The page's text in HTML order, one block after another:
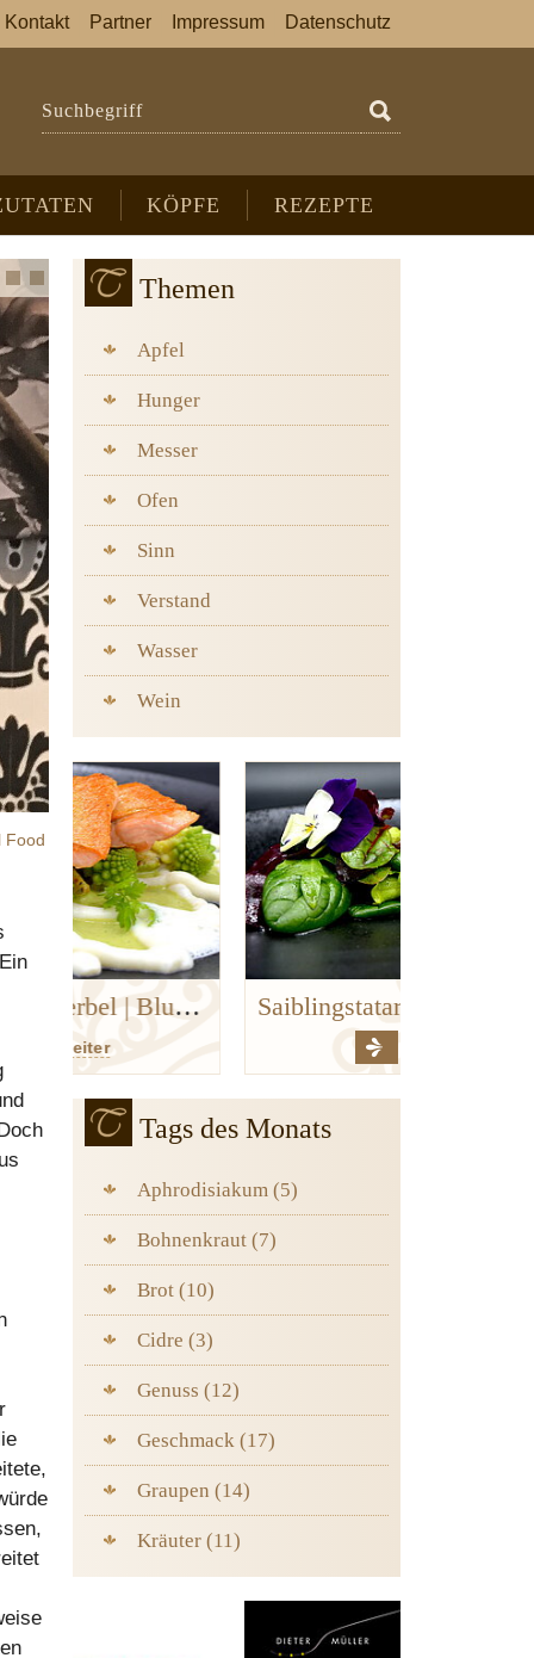
Suchbegriff
KÖPFE REZEPTE
Kontakt Partner Impressum Datenschutz
Food
Themen
Apfel
Hunger
Messer
Ofen
Sinn
Verstand
Wasser
Wein
Saiblingstatar
Tags des Monats
Aphrodisiakum (5)
Bohnenkraut (7)
Brot (10)
Cidre (3)
Genuss (12)
Geschmack (17)
Graupen (14)
Kräuter (11)